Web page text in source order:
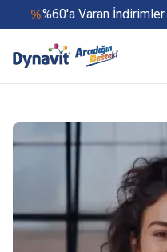
%60'a Varan
Yaz Boyu 500
Yaza Özel